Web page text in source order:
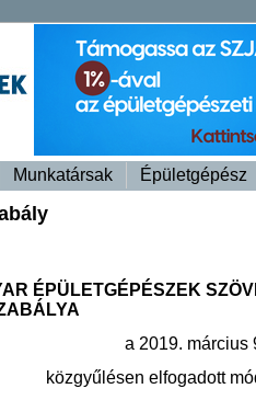
Munkatársak Épületgépész
ÉPÜLETGÉPÉSZEK
a 2019. március
közgyűlésen elfogadott